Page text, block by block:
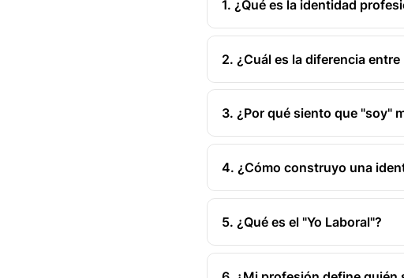
1. ¿Qué es la identidad
2. ¿Cuál es la diferencia
3. ¿Por qué siento que "soy"
4. ¿Cómo construyo una
5. ¿Qué es el "Yo Laboral"?